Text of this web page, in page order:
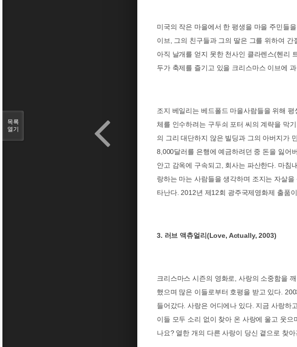
미국의 작은 마을에서 한 평생을 마을 주민들
이브, 그의 친구들과 그의 딸은 그를 위하여 간
아직 날개를 얻지 못한 천사인 클라렌스(헨리
두가 축제를 즐기고 있을 크리스마스 이브에
조지 베일리는 베드폴드 마을사람들을 위해
체를 인수하려는 구두쇠 포터 씨의 계략을 막
의 그리 대단하지 않은 빌딩과 그의 아버지가
8,000달러를 은행에 예금하려던 중 돈을 잃어
안고 감옥에 구속되고, 회사는 파산한다. 마침
랑하는 마는 사람들을 생각하며 조지는 자살을
타난다. 2012년 제12회 광주국제영화제 출품
3. 러브 액츄얼리 (Love, Actually, 2003)
크리스마스 시즌의 영화로,사랑의 소중함을
했으며 많은 이들로부터 호평을 받고 있다.
들어갔다.사랑은 어디에나 있다. 지금 사랑하
이들 모두 소리 없이 찾아 온 사랑에 울고 웃
나요? 열한 개의 다른 사랑이 당신 곁으로 찾아
목록
열기